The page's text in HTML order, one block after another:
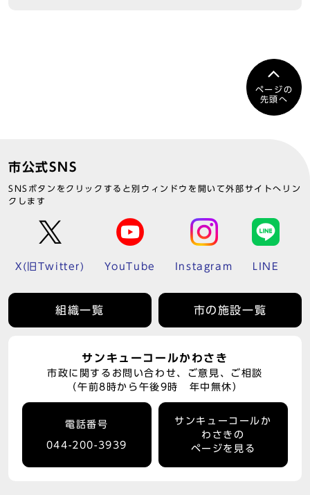
ページの
先頭へ
市公式SNS
SNSボタンをクリックすると別ウィンドウを開いて外部サイトへリン
クします
X(旧Twitter) YouTube Instagram LINE
組織一覧 市の施設一覧
サンキューコールかわさき
市政に関するお問い合わせ、ご意見、ご相談
（午前8時から午後9時 年中無休）
電話番号
044-200-3939
サンキューコールか
わさきの
ページを見る